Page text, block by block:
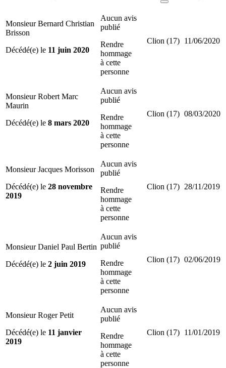
Monsieur Bernard Christian
Brisson
Décédé(e) le 11 juin 2020
Aucun avis
publié
Rendre
hommage
à cette
personne
Clion (17) 11/06/2020
Monsieur Robert Marc
Maurin
Décédé(e) le 8 mars 2020
Aucun avis
publié
Rendre
hommage
à cette
personne
Clion (17) 08/03/2020
Monsieur Jacques Morisson
Décédé(e) le 28 novembre
2019
Aucun avis
publié
Rendre
hommage
à cette
personne
Clion (17) 28/11/2019
Monsieur Daniel Paul Bertin
Décédé(e) le 2 juin 2019
Aucun avis
publié
Rendre
hommage
à cette
personne
Clion (17) 02/06/2019
Monsieur Roger Petit
Décédé(e) le 11 janvier
2019
Aucun avis
publié
Rendre
hommage
à cette
personne
Clion (17) 11/01/2019